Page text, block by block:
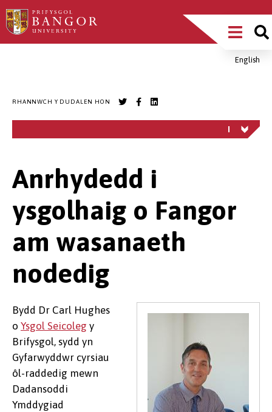
Sgipiwch
i’r
Main
MenuEnglish
RHANNWCH Y DUDALEN HON
Anrhydedd i
ysgolhaig o Fangor
am wasanaeth
nodedig
Bydd Dr Carl Hughes
o Ysgol Seicoleg y
Brifysgol, sydd yn
Gyfarwyddwr cyrsiau
ôl-raddedig mewn
Dadansoddi
Ymddygiad